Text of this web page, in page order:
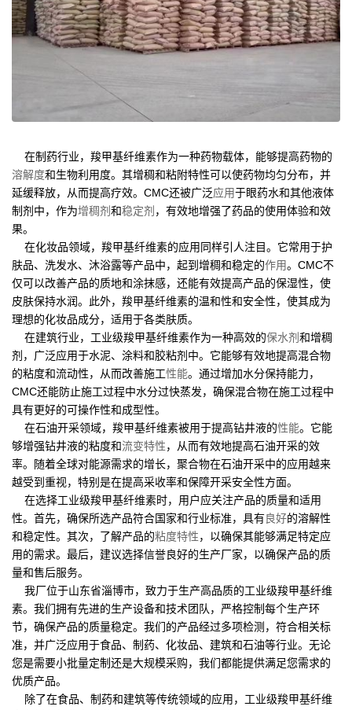
在制药行业，羧甲基纤维素作为一种药物载体，能够提高药物的
溶解度和生物利用度。其增稠和粘附特性可以使药物均匀分布，并
延缓释放，从而提高疗效。CMC还被广泛应用于眼药水和其他液体
制剂中，作为增稠剂和稳定剂 ，有效地增强了药品的使用体验和效
果。
在化妆品领域，羧甲基纤维素的应用同样引人注目。它常用于护
肤品、洗发水、沐浴露等产品中，起到增稠和稳定的作用。CMC不
仅可以改善产品的质地和涂抹感，还能有效提高产品的保湿性，使
皮肤保持水润。此外，羧甲基纤维素的温和性和安全性，使其成为
理想的化妆品成分，适用于各类肤质。
在建筑行业，工业级羧甲基纤维素作为一种高效的保水剂和增稠
剂，广泛应用于水泥、涂料和胶粘剂中。它能够有效地提高混合物
的粘度和流动性，从而改善施工性能。通过增加水分保持能力，
CMC还能防止施工过程中水分过快蒸发，确保混合物在施工过程中
具有更好的可操作性和成型性。
在石油开采领域，羧甲基纤维素被用于提高钻井液的性能。它能
够增强钻井液的粘度和流变特性，从而有效地提高石油开采的效
率。随着全球对能源需求的增长，聚合物在石油开采中的应用越来
越受到重视，特别是在提高采收率和保障开采安全性方面。
在选择工业级羧甲基纤维素时，用户应关注产品的质量和适用
性。首先，确保所选产品符合国家和行业标准，具有良好的溶解性
和稳定性。其次，了解产品的粘度特性，以确保其能够满足特定应
用的需求。最后，建议选择信誉良好的生产厂家，以确保产品的质
量和售后服务。
我厂位于山东省淄博市，致力于生产高品质的工业级羧甲基纤维
素。我们拥有先进的生产设备和技术团队，严格控制每个生产环
节，确保产品的质量稳定。我们的产品经过多项检测，符合相关标
准，并广泛应用于食品、制药、化妆品、建筑和石油等行业。无论
您是需要小批量定制还是大规模采购，我们都能提供满足您需求的
优质产品。
除了在食品、制药和建筑等传统领域的应用，工业级羧甲基纤维